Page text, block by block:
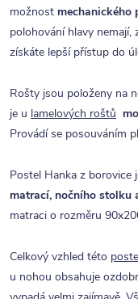
možnost mechanického
polohování hlavy
získáte lepší přístup do
Rošty jsou položeny na
je u lamelových roštů
Provádí se posouváním
Postel Hanka z borovice
matrací, nočního stolku
matraci o rozměru
Celkový vzhled této
u nohou obsahuje